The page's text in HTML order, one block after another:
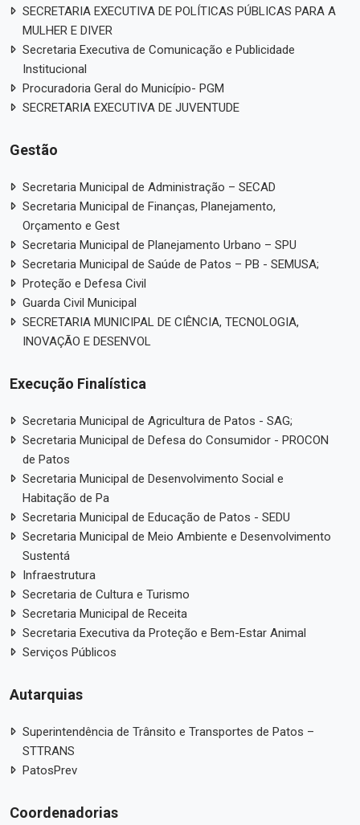
SECRETARIA EXECUTIVA DE POLÍTICAS PÚBLICAS PARA A
MULHER E DIVER
Secretaria Executiva de Comunicação e Publicidade
Institucional
Procuradoria Geral do Município- PGM
SECRETARIA EXECUTIVA DE JUVENTUDE
Gestão
Secretaria Municipal de Administração – SECAD
Secretaria Municipal de Finanças, Planejamento,
Orçamento e Gest
Secretaria Municipal de Planejamento Urbano – SPU
Secretaria Municipal de Saúde de Patos – PB - SEMUSA;
Proteção e Defesa Civil
Guarda Civil Municipal
SECRETARIA MUNICIPAL DE CIÊNCIA, TECNOLOGIA,
INOVAÇÃO E DESENVOL
Execução Finalística
Secretaria Municipal de Agricultura de Patos - SAG;
Secretaria Municipal de Defesa do Consumidor - PROCON
de Patos
Secretaria Municipal de Desenvolvimento Social e
Habitação de Pa
Secretaria Municipal de Educação de Patos - SEDU
Secretaria Municipal de Meio Ambiente e Desenvolvimento
Sustentá
Infraestrutura
Secretaria de Cultura e Turismo
Secretaria Municipal de Receita
Secretaria Executiva da Proteção e Bem-Estar Animal
Serviços Públicos
Autarquias
Superintendência de Trânsito e Transportes de Patos –
STTRANS
PatosPrev
Coordenadorias